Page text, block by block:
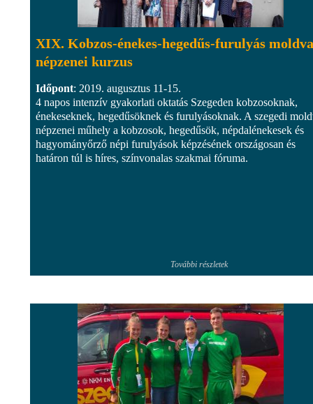
XIX. Kobzos-énekes-hegedűs-furulyás
népzenei kurzus
Időpont: 2019. augusztus 11-15.
4 napos intenzív gyakorlati oktatás Szegeden kobzosoknak,
énekeseknek, hegedűsöknek és furulyásoknak. A szegedi
népzenei műhely a kobzosok, hegedűsök, népdalénekesek és
hagyományőrző népi furulyások képzésének országosan és
határon túl is híres, színvonalas szakmai fóruma.
További részletek